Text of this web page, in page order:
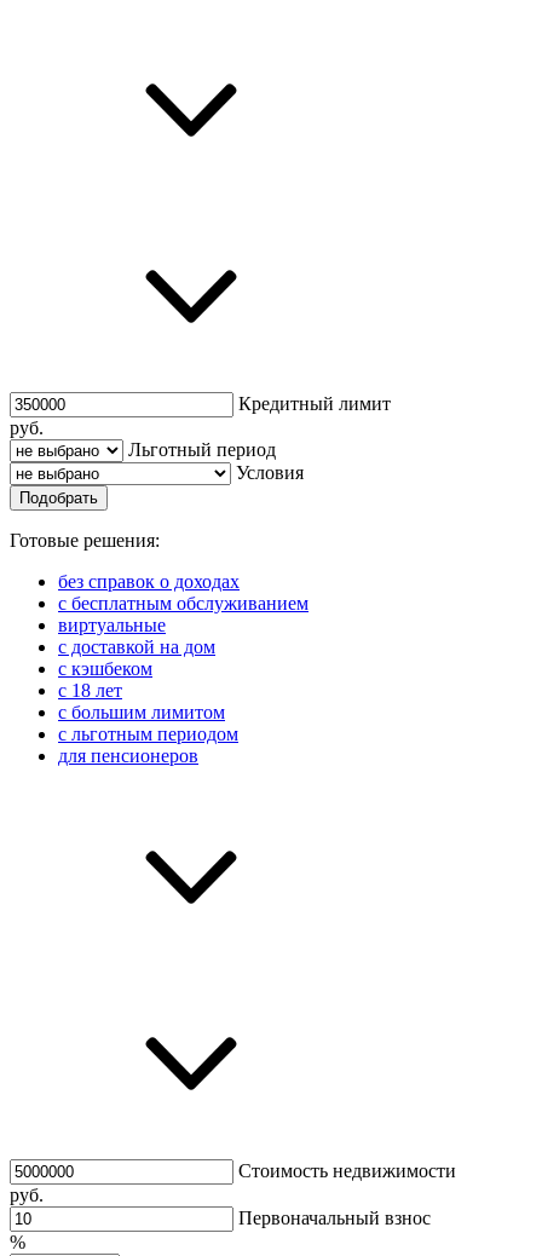
Кредитный лимит
руб.
Льготный период
Условия
Подобрать
Готовые решения:
без справок о доходах
с бесплатным обслуживанием
виртуальные
с доставкой на дом
с кэшбеком
с 18 лет
с большим лимитом
с льготным периодом
для пенсионеров
Стоимость недвижимости
руб.
Первоначальный взнос
%